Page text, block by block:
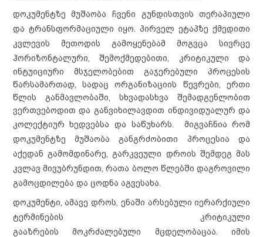
დოკუმენტზე მუშაობა ჩვენი გუნდისთვის თერაპიული
და ტრანსფორმაციული იყო.პირველ ეტაპზე ქმედითი
კვლევის მეთოდის გამოყენებამ მოგვცა სივრცე
ჰორიზონტალური, შემოქმედებითი, კრიტიკული და
ინტუიციური მსჯელობებით გაჯერებული პროცესის
წარსამართად, სადაც ორგანიზაციის წევრები, ერთი
წლის განმავლობაში, სხვადასხვა შემადგენლობით
ვერთვებოდით და განვიხილავდით ინდივიდუალურ და
კოლექტიურ ხედვებსა და საწუხარს.
მიგვაჩნია რომ
დოკუმენტზე მუშაობა განგრძობითი პროცესია და
აქედან გამომდინარე, გარკვეული დროის შემდეგ მას
კვლავ მივუბრუნდით, რათა ბოლო წლებში დაგროვილი
გამოცდილება და ცოდნა აგვესახა.
დოკუმენტი, ამავედროს, ენაში არსებული იერარქიული
ტერმინების კრიტიკული
გააზრებისმოკრძალებული მცდელობაცაა. იმის